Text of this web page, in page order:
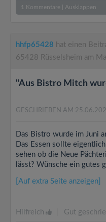
1 Kommentare Ausklappen
hhfp65428 hat einen
65428 Rüsselsheim am
"Aus Bistro Mitch
GESCHRIEBEN AM
Das Bistro wurde im Juni
Das Essen sollte
sehen ob die Neue
lässt? Wünsche ein gutes
[Auf extra Seite anzeigen]
Hilfreich Gut